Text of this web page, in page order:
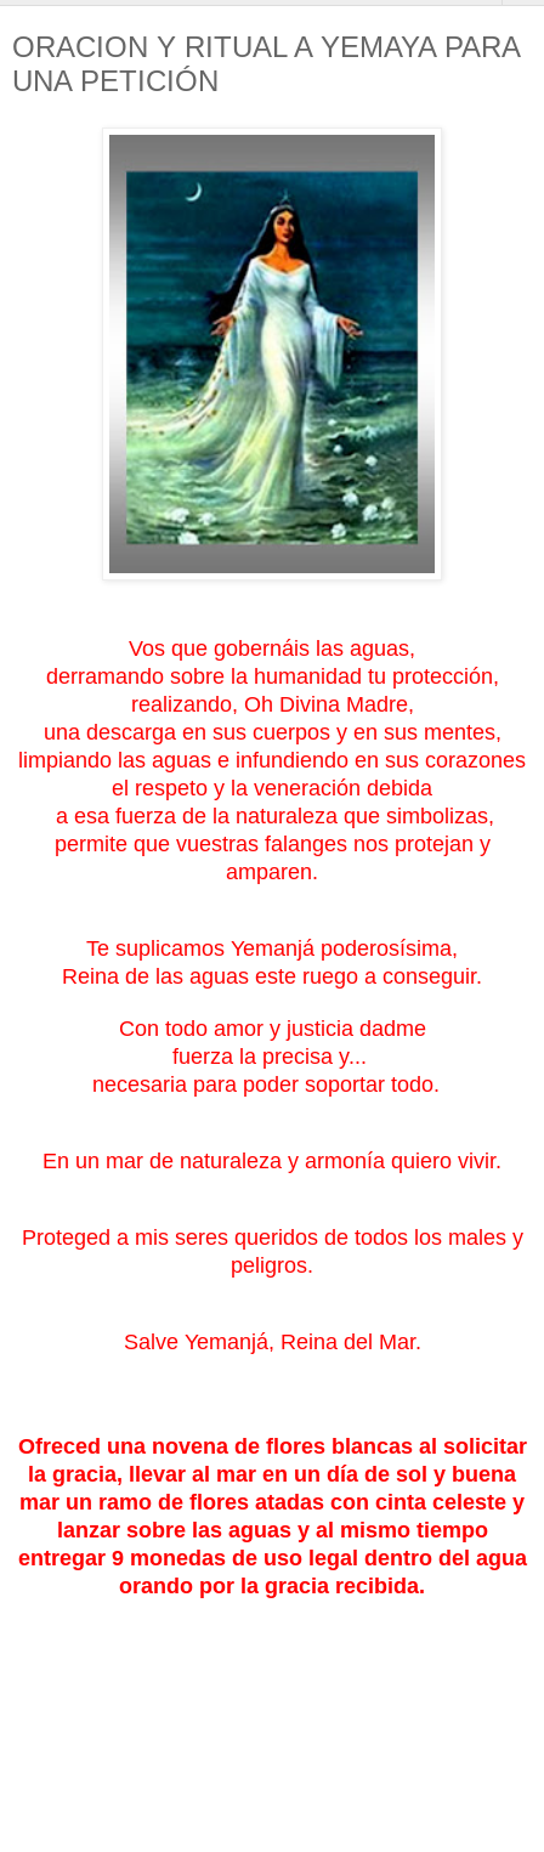
ORACION Y RITUAL A YEMAYA PARA
UNA PETICIÓN
Vos que gobernáis las aguas,
derramando sobre la humanidad tu protección,
realizando, Oh Divina Madre,
una descarga en sus cuerpos y en sus mentes,
limpiando las aguas e infundiendo en sus corazones
el respeto y la veneración debida
a esa fuerza de la naturaleza que simbolizas,
permite que vuestras falanges nos protejan y
amparen.
Te suplicamos Yemanjá poderosísima,
Reina de las aguas este ruego a conseguir.
Con todo amor y justicia dadme
fuerza la precisa y...
necesaria para poder soportar todo.
En un mar de naturaleza y armonía quiero vivir.
Proteged a mis seres queridos de todos los males y
peligros.
Salve Yemanjá, Reina del Mar.
Ofreced una novena de flores blancas al solicitar
la gracia, llevar al mar en un día de sol y buena
mar un ramo de flores atadas con cinta celeste y
lanzar sobre las aguas y al mismo tiempo
entregar 9 monedas de uso legal dentro del agua
orando por la gracia recibida.